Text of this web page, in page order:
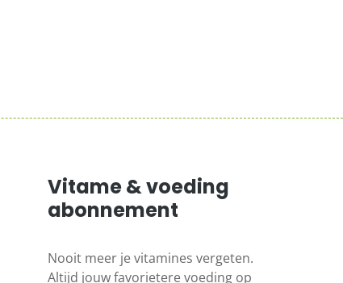
Vitame & voeding
abonnement
Nooit meer je vitamines vergeten.
Altijd jouw favorietere voeding op